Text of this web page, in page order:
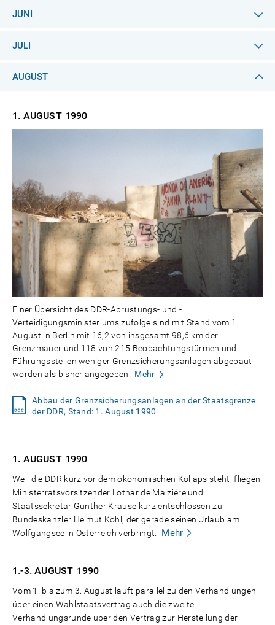
JUNI
JULI
AUGUST
1. AUGUST 1990
Einer Übersicht des DDR-Abrüstungs- und -
Verteidigungsministeriums zufolge sind mit Stand vom 1.
August in Berlin mit 16,2 von insgesamt 98,6 km der
Grenzmauer und 118 von 215 Beobachtungstürmen und
Führungsstellen weniger Grenzsicherungsanlagen abgebaut
worden als bisher angegeben.
Mehr
Abbau der Grenzsicherungsanlagen an der Staatsgrenze
der DDR, Stand: 1. August 1990
1. AUGUST 1990
Weil die DDR kurz vor dem ökonomischen Kollaps steht, fliegen
Ministerratsvorsitzender Lothar de Maizière und
Staatssekretär Günther Krause kurz entschlossen zu
Bundeskanzler Helmut Kohl, der gerade seinen Urlaub am
Wolfgangsee in Österreich verbringt.
Mehr
1.-3. AUGUST 1990
Vom 1. bis zum 3. August läuft parallel zu den Verhandlungen
über einen Wahlstaatsvertrag auch die zweite
Verhandlungsrunde über den Vertrag zur Herstellung der